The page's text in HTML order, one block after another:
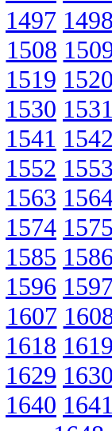
1497
1508
1519
1530
1541
1552
1563
1574
1585
1596
1607
1618
1629
1640